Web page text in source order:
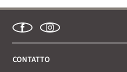
CONTATTO